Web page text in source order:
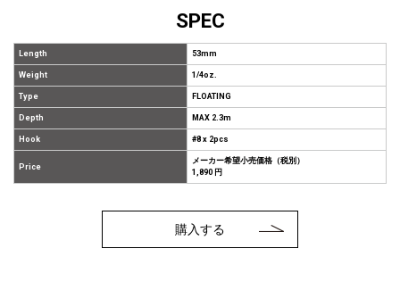
SPEC
Length 53mm
Weight 1/4oz.
Type FLOATING
Depth MAX 2.3m
Hook #8 x 2pcs
Price
メーカー希望小売価格（税別）
1,890 円
購入する